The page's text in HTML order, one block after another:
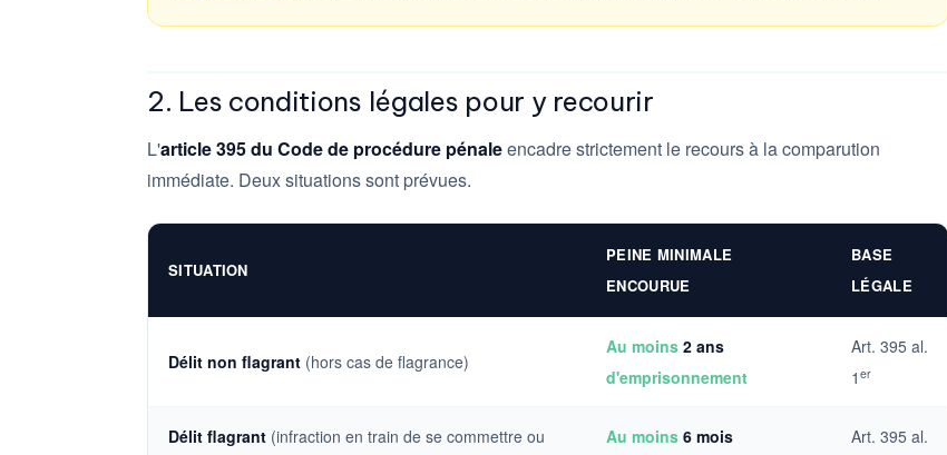
2. Les conditions légales pour y recourir
L'article 395 du Code de procédure pénaleencadre strictement le recours à la comparution
immédiate. Deux situations sont prévues.
SITUATION
PEINE MINIMALE
ENCOURUE
BASE
LÉGALE
Délit non flagrant (hors cas de flagrance)
Au moins 2 ans
d'emprisonnement
Art. 395 al.
1 er
Délit flagrant (infraction en train de se commettre ou
Au moins 6 mois
Art. 395 al.